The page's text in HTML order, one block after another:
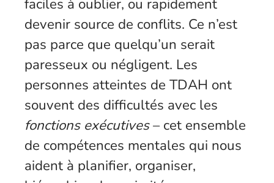
faciles à oublier, ou rapidement
devenir source de conflits. Ce n’est
pas parce que quelqu’un serait
paresseux ou négligent. Les
personnes atteintes de TDAH ont
souvent des difficultés avec les
fonctions exécutives– cet ensemble
de compétences mentales qui nous
aident à planifier, organiser,